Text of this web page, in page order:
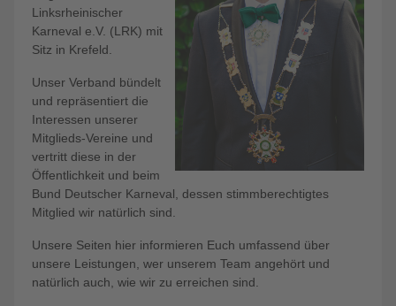
Linksrheinischer
Karneval e.V. (LRK) mit
Sitz in Krefeld.
Unser Verband bündelt
und repräsentiert die
Interessen unserer
Mitglieds-Vereine und
vertritt diese in der
Öffentlichkeit und beim
Bund Deutscher Karneval, dessen stimmberechtigtes
Mitglied wir natürlich sind.
Unsere Seiten hier informieren Euch umfassend über
unsere Leistungen, wer unserem Team angehört und
natürlich auch, wie wir zu erreichen sind.